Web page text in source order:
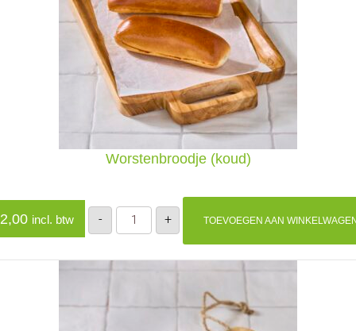
Worstenbroodje (koud)
incl. btw -
Worstenbroodje
(koud)
aantal
+ TOEVOEGEN AAN